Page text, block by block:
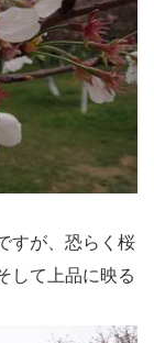
すが、恐らく桜
して上品に映る